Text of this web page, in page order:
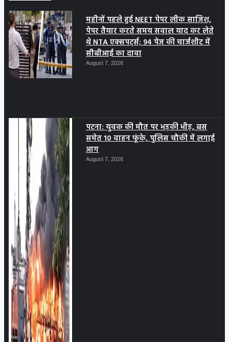
महीनों पहले हुई NEET पेपर लीक साजिश,
पेपर तैयार करते समय सवाल याद कर लेते
थे NTA एक्सपर्ट्स; 94 पेज की चार्जशीट में
सीबीआई का दावा
August 7, 2026
पटना: युवक की मौत पर भड़की भीड़, बस
समेत 10 वाहन फूंके, पुलिस चौकी में लगाई
आग
August 7, 2026